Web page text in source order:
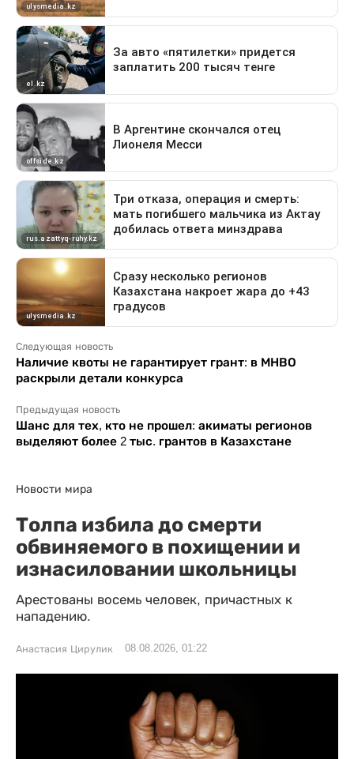
Следующая новость
Наличие квоты не гарантирует грант: в МНВО
раскрыли детали конкурса
Предыдущая новость
Шанс для тех, кто не прошел: акиматы регионов
выделяют более 2 тыс. грантов в Казахстане
Новости мира
Толпа избила до смерти
обвиняемого в похищении и
изнасиловании школьницы
Арестованы восемь человек, причастных к
нападению.
Анастасия Цирулик 08.08.2026, 01:22